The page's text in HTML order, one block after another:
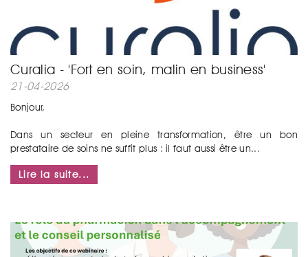
Curalia - 'Fort en soin, malin en business'
21-04-2026
Bonjour,
Dans un secteur en pleine transformation, être un bon
prestataire de soins ne suffit plus : il faut aussi être un...
Lire la suite...